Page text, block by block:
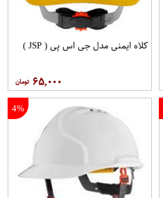
کلاه ايمنی مدل جی اس پی ( JSP )
۶۵,۰۰۰
4%